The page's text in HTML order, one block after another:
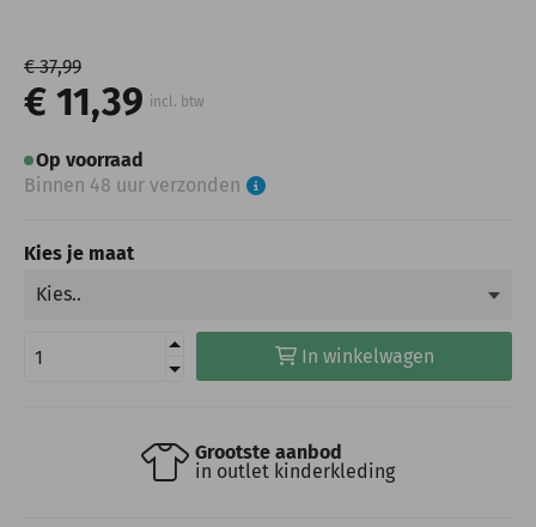
€ 37,99
€ 11,39 incl. btw
Op voorraad
Binnen 48 uur verzonden
Kies je maat
In winkelwagen
Grootste aanbod
in outlet kinderkleding